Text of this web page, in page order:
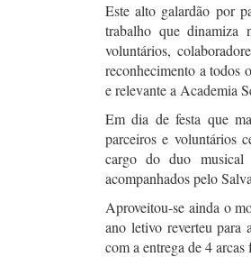
Este alto galardão por
trabalho que dinamiza
voluntários,
reconhecimento a todos
e relevante a Academia
Em dia de festa que
parceiros e voluntários
cargo do duo musical
acompanhados pelo
Aproveitou-se ainda o
ano letivo reverteu para
com a entrega de 4